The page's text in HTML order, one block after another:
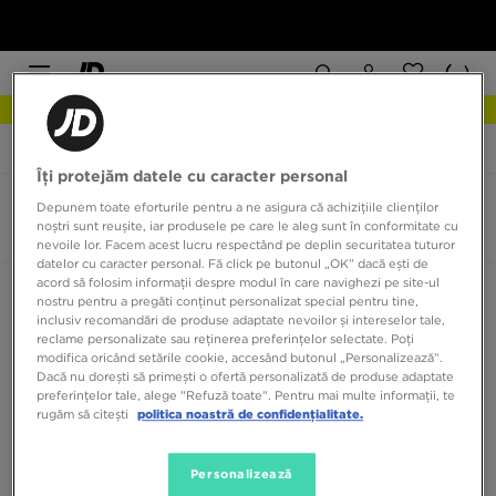
JD Sports Nike Air Huarache
Nike Air Huarache
0 produse
Sortează: Recomandate Filtrează
Niciun produs de afișat
Îți protejăm datele cu caracter personal
Depunem toate eforturile pentru a ne asigura că achizițiile clienților
noștri sunt reușite, iar produsele pe care le aleg sunt în conformitate cu
nevoile lor. Facem acest lucru respectând pe deplin securitatea tuturor
datelor cu caracter personal. Fă click pe butonul „OK” dacă ești de
acord să folosim informații despre modul în care navighezi pe site-ul
nostru pentru a pregăti conținut personalizat special pentru tine,
inclusiv recomandări de produse adaptate nevoilor și intereselor tale,
reclame personalizate sau reținerea preferințelor selectate. Poți
modifica oricând setările cookie, accesând butonul „Personalizează”.
Dacă nu dorești să primești o ofertă personalizată de produse adaptate
preferințelor tale, alege "Refuză toate". Pentru mai multe informații, te
rugăm să citești
politica noastră de confidențialitate.
Personalizează